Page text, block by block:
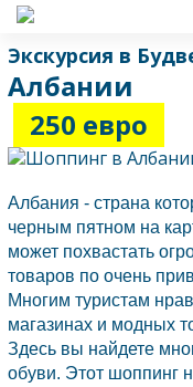
Экскурсия в
Албании
250 евро
Албания - страна
черным пятном на
может похвастать
товаров по очень
Многим туристам
магазинах и модных
Здесь вы найдете
обуви. Этот шоппинг